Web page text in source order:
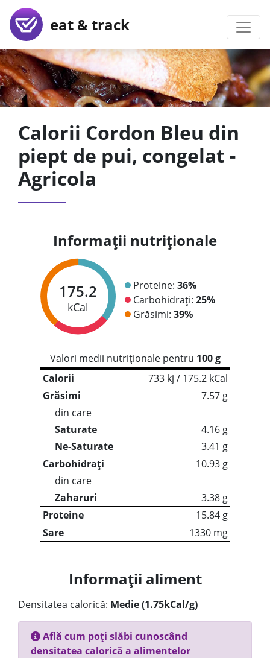
eat & track
Calorii Cordon Bleu din
piept de pui, congelat -
Agricola
Informații nutriționale
175.2
kCal
Proteine: 36%
Carbohidrați: 25%
Grăsimi: 39%
Valori medii nutriționale pentru 100 g
Calorii
733 kj / 175.2 kCal
Grăsimi
7.57 g
din care
Saturate
4.16 g
Ne-Saturate
3.41 g
Carbohidrați
10.93 g
din care
Zaharuri
3.38 g
Proteine
15.84 g
Sare
1330 mg
Informații aliment
Densitatea calorică: Medie (1.75kCal/g)
Află cum poți slăbi cunoscând
densitatea calorică a alimentelor